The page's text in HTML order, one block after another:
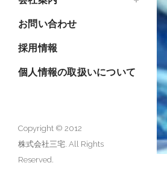
お問い合わせ
採用情報
個人情報の取扱いについて
Copyright © 2012
株式会社三宅. All Rights
Reserved.